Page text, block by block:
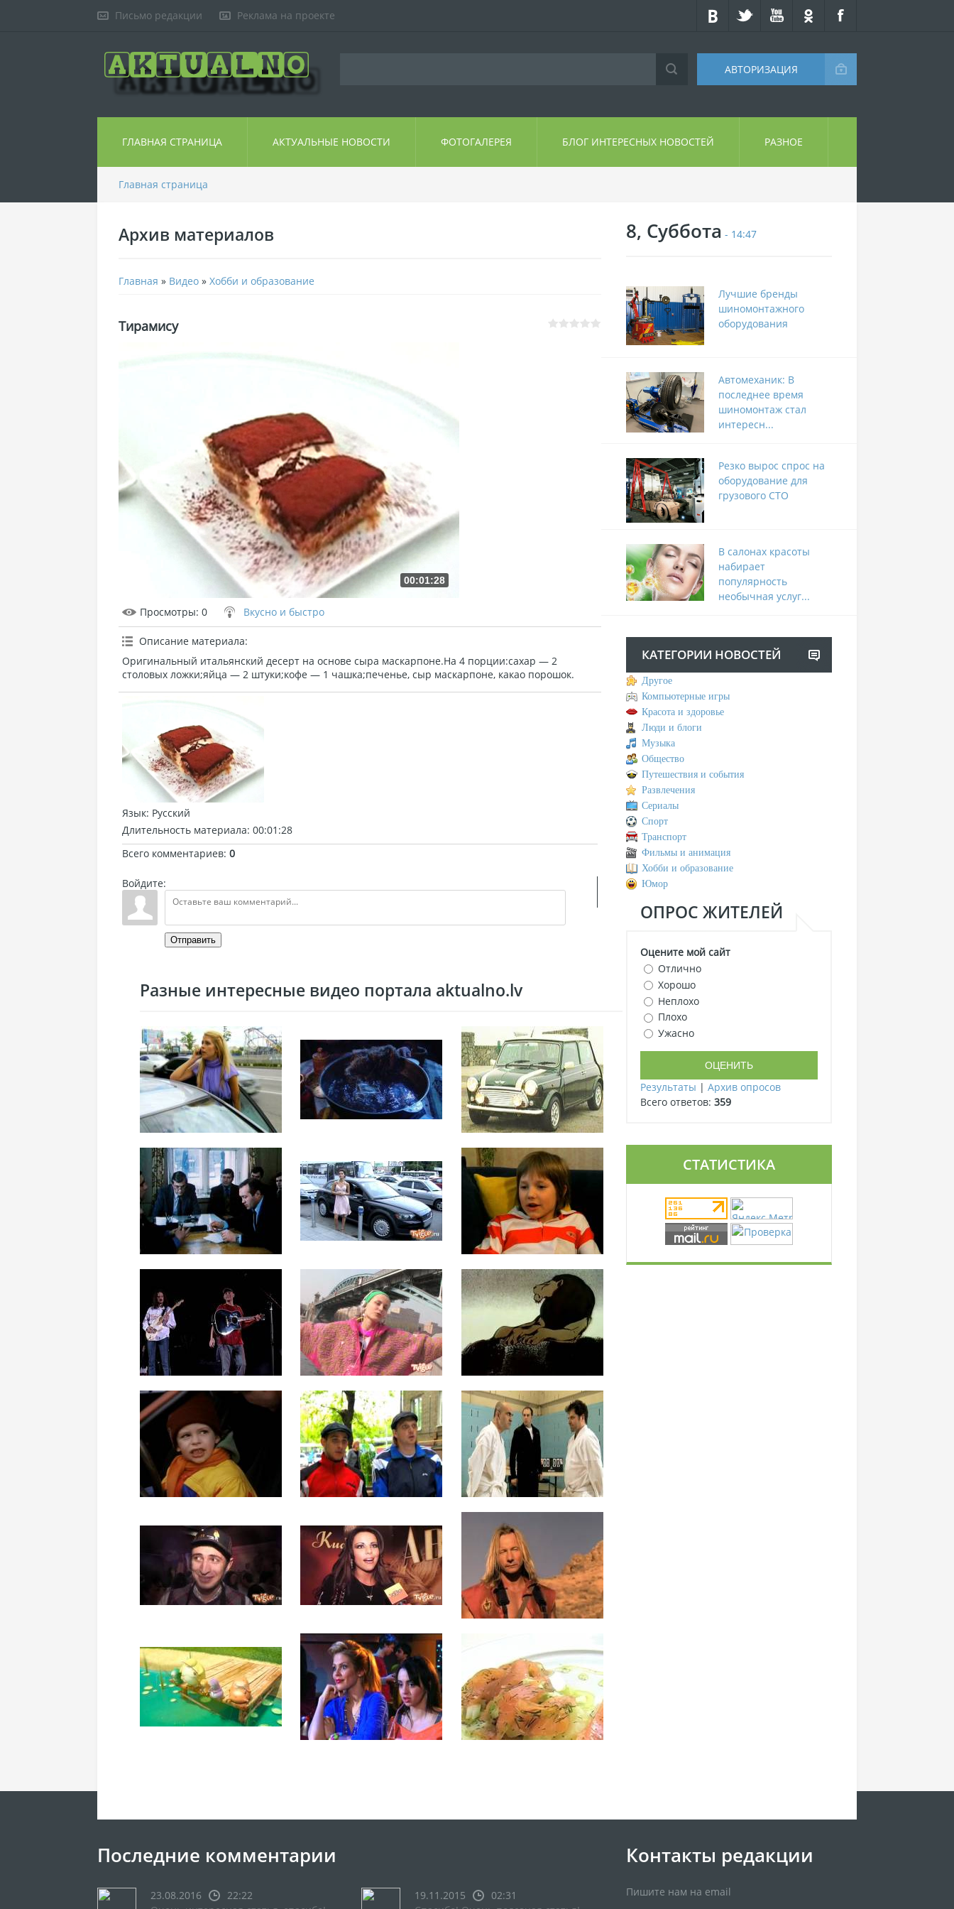
Письмо редакции Реклама на проекте
АВТОРИЗАЦИЯ
ГЛАВНАЯ СТРАНИЦА АКТУАЛЬНЫЕ НОВОСТИ ФОТОГАЛЕРЕЯ БЛОГ ИНТЕРЕСНЫХ НОВОСТЕЙ РАЗНОЕ
Главная страница
Архив материалов
Главная » Видео » Хобби и образование
Тирамису
00:01:28
Просмотры: 0 Вкусно и быстро
Описание материала:
Оригинальный итальянский десерт на основе сыра маскарпоне.На 4 порции:сахар — 2
столовых ложки;яйца — 2 штуки;кофе — 1 чашка;печенье, сыр маскарпоне, какао порошок.
Язык: Русский
Длительность материала: 00:01:28
Всего комментариев: 0
Войдите:
Отправить
Разные интересные видео портала aktualno.lv
8, Суббота - 14:47
Лучшие бренды
шиномонтажного
оборудования
Автомеханик: В
последнее время
шиномонтаж стал
интересн...
Резко вырос спрос на
оборудование для
грузового СТО
В салонах красоты
набирает
популярность
необычная услуг...
КАТЕГОРИИ НОВОСТЕЙ
Другое
Компьютерные игры
Красота и здоровье
Люди и блоги
Музыка
Общество
Путешествия и события
Развлечения
Сериалы
Спорт
Транспорт
Фильмы и анимация
Хобби и образование
Юмор
ОПРОС ЖИТЕЛЕЙ
Оцените мой сайт
Отлично
Хорошо
Неплохо
Плохо
Ужасно
Результаты | Архив опросов
Всего ответов: 359
СТАТИСТИКА
Последние комментарии
23.08.2016
22:22
19.11.2015
02:31
Контакты редакции
Пишите нам на email